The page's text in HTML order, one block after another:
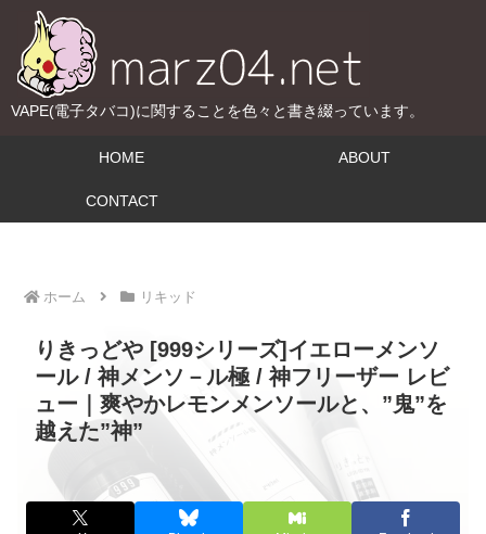
VAPE(電子タバコ)に関することを色々と書き綴っています。
HOME ABOUT
CONTACT
ホーム リキッド
りきっどや [999シリーズ]イエローメンソ
ール / 神メンソ－ル極 / 神フリーザー レビ
ュー｜爽やかレモンメンソールと、”鬼”を
越えた”神”